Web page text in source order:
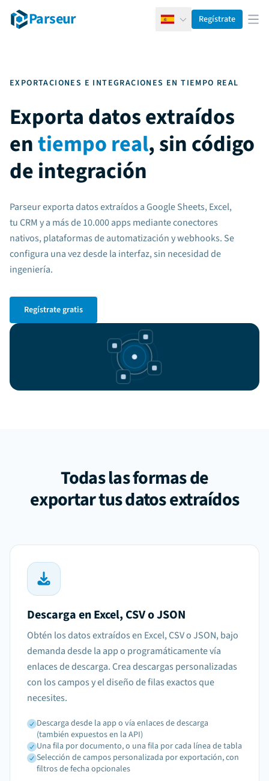
Parseur EspañolRegístrate
EXPORTACIONES E INTEGRACIONES EN TIEMPO REAL
Exporta datos extraídos
entiempo real, sin código
de integración
Parseur exporta datos extraídos a Google Sheets, Excel,
tu CRM y a más de 10.000 apps mediante conectores
nativos, plataformas de automatización y webhooks. Se
configura una vez desde la interfaz, sin necesidad de
ingeniería.
Regístrate gratis
Todas las formas de
exportar tus datos extraídos
Descarga en Excel, CSV o JSON
Obtén los datos extraídos en Excel, CSV o JSON, bajo
demanda desde la app o programáticamente vía
enlaces de descarga. Crea descargas personalizadas
con los campos y el diseño de filas exactos que
necesites.
Descarga desde la app o vía enlaces de descarga
(también expuestos en la API)
Una fila por documento, o una fila por cada línea de tabla
Selección de campos personalizada por exportación, con
filtros de fecha opcionales